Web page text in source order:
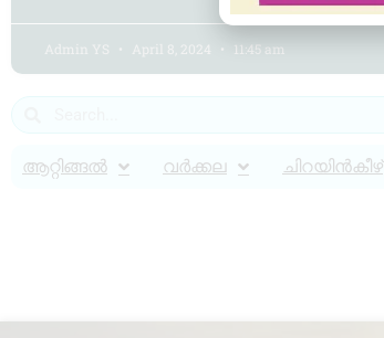
Admin YS April 8, 2024 11:45 am
ആറ്റിങ്ങൽ വർക്കല ചിറയിൻകീഴ്